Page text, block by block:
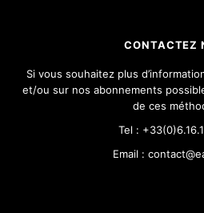
CONTACTEZ
Si vous souhaitez plus
et/ou sur nos abonnements
de ces
Tel :
Email :